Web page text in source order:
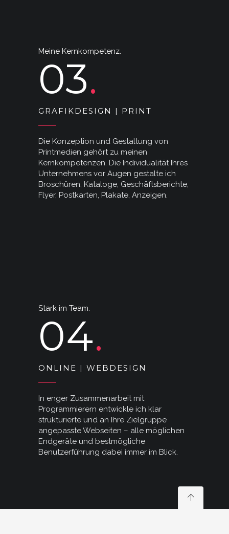
Meine Kernkompetenz.
03
GRAFIKDESIGN | PRINT
Die Konzeption und Gestaltung von
Printmedien gehört zu meinen
Kernkompetenzen. Die Individualität Ihres
Unternehmens vor Augen gestalte ich
Broschüren, Kataloge, Geschäftsberichte,
Flyer, Postkarten, Plakate, Anzeigen.
Stark im Team.
04
ONLINE | WEBDESIGN
In enger Zusammenarbeit mit
Programmierern entwickle ich klar
strukturierte und an Ihre Zielgruppe
angepasste Webseiten – alle möglichen
Endgeräte und bestmögliche
Benutzerführung dabei immer im Blick.